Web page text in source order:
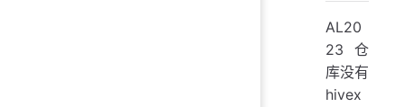
AL20
23 仓
库没有
hivex